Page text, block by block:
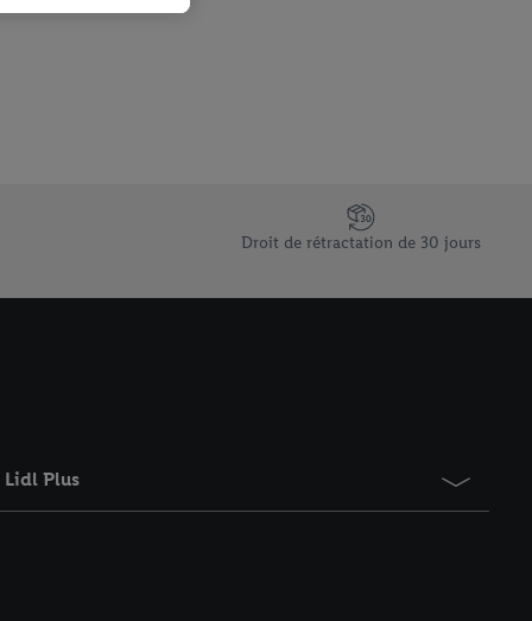
Droit de rétractation de 30 jours
Lidl Plus
échéant, d’autres